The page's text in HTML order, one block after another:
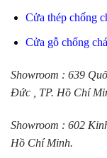
Cửa thép chống
Cửa gỗ chống
Showroom : 639
Đức , TP. Hồ Chí
Showroom : 602
Hồ Chí Minh.